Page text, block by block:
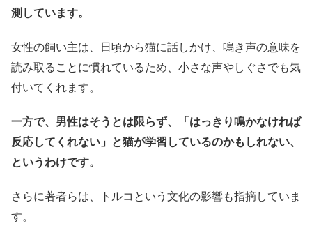
測しています。
女性の飼い主は、日頃から猫に話しかけ、鳴き声の意味を
読み取ることに慣れているため、小さな声やしぐさでも気
付いてくれます。
一方で、男性はそうとは限らず、「はっきり鳴かなければ
反応してくれない」と猫が学習しているのかもしれない、
というわけです。
さらに著者らは、トルコという文化の影響も指摘していま
す。